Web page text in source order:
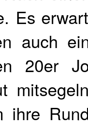
Es
auch
20er
ihre